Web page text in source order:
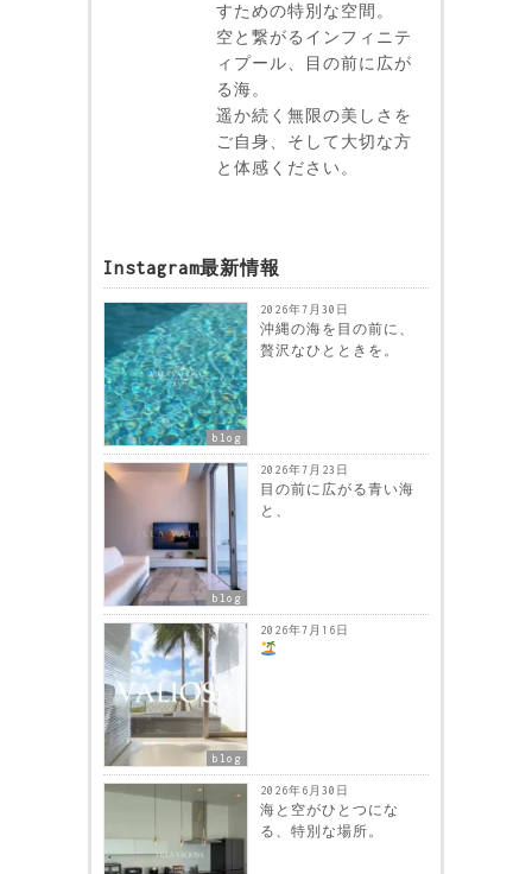
すための特別な空間。
空と繋がるインフィニテ
ィプール、目の前に広が
る海。
遥か続く無限の美しさを
ご自身、そして大切な方
と体感ください。
Instagram最新情報
blog
2026年7月30日
沖縄の海を目の前に、
贅沢なひとときを。
blog
2026年7月23日
目の前に広がる青い海
と、
blog
2026年7月16日
2026年6月30日
海と空がひとつにな
る、特別な場所。